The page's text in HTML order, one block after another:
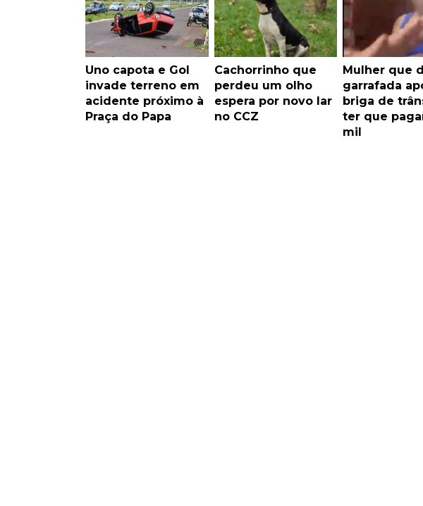
Uno capota e Gol
invade terreno em
acidente próximo à
Praça do Papa
Cachorrinho que
perdeu um olho
espera por novo lar
no CCZ
Mulher que
garrafada
briga de
ter que
mil